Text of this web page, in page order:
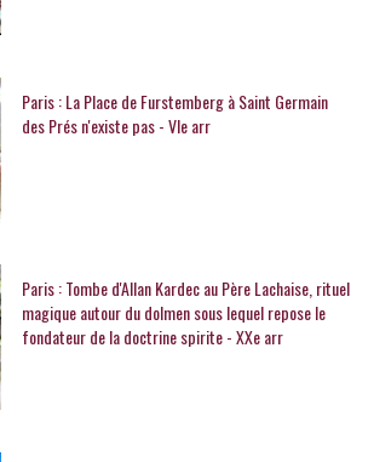
Paris : La Place de Furstemberg à Saint Germain
des Prés n'existe pas - VIe arr
Paris : Tombe d'Allan Kardec au Père Lachaise, rituel
magique autour du dolmen sous lequel repose le
fondateur de la doctrine spirite - XXe arr